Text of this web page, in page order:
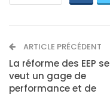
ARTICLE PRÉCÉDENT
La réforme des EEP se
veut un gage de
performance et de